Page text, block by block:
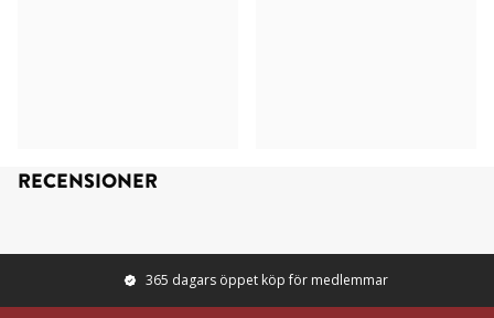
RECENSIONER
365 dagars öppet köp för medlemmar